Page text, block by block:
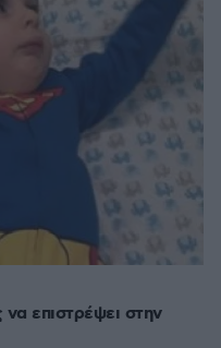
επιστρέψει στην